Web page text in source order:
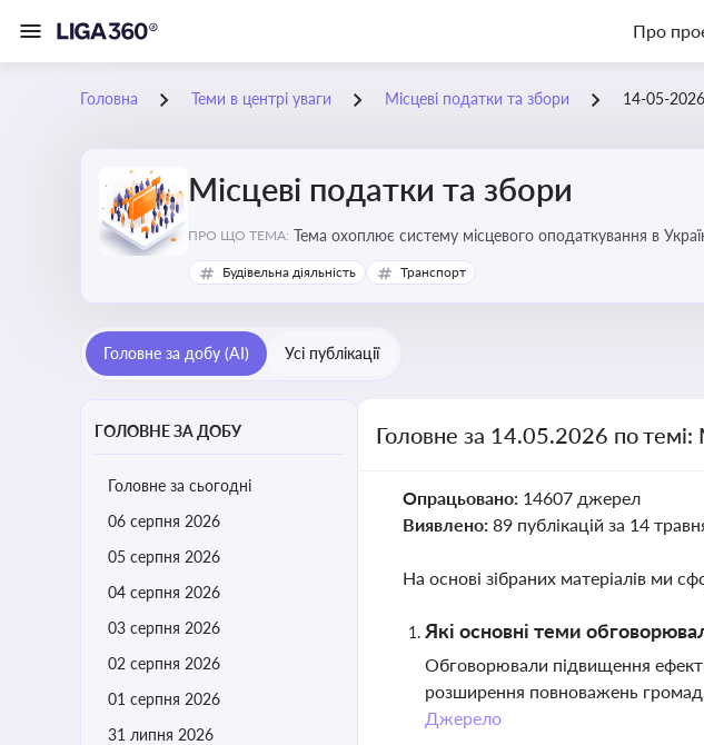
Про
Головна Теми в центрі уваги Місцеві податки та збори 14-05-2026
Місцеві податки та збори
ПРО ЩО ТЕМА:
Будівельна діяльність Транспорт
Головне за добу (AI) Усі публікації
ГОЛОВНЕ ЗА ДОБУ
Головне за сьогодні
06 серпня 2026
05 серпня 2026
04 серпня 2026
03 серпня 2026
02 серпня 2026
01 серпня 2026
31 липня 2026
Головне за 14.05.2026 по темі:
Опрацьовано: 14607 джерел
Виявлено: 89 публікацій за 14
На основі зібраних матеріалів ми
Які основні теми
Обговорювали підвищення
розширення повноважень громад,
Джерело